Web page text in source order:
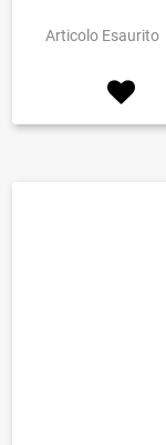
Articolo Esaurito